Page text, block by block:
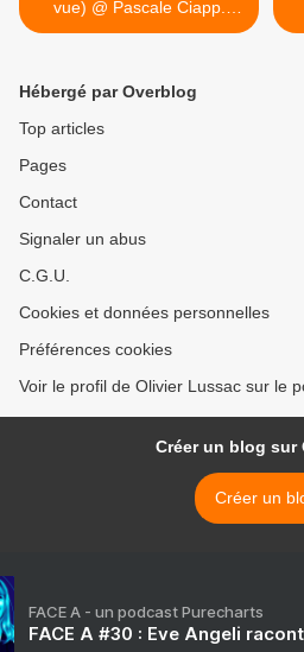
vue) @ Pascale Ciapp.
Grenade. 2013
Hébergé par Overblog
Top articles
Pages
Contact
Signaler un abus
C.G.U.
Cookies et données personnelles
Préférences cookies
Voir le profil de Olivier Lussac sur le
Créer un blog sur
Créer un
FACE A - un podcast Purecharts
FACE A #30 : Eve Angeli